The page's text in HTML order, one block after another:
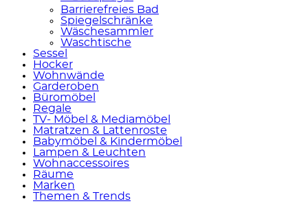
Barrierefreies Bad
Spiegelschränke
Wäschesammler
Waschtische
Sessel
Hocker
Wohnwände
Garderoben
Büromöbel
Regale
TV- Möbel & Mediamöbel
Matratzen & Lattenroste
Babymöbel & Kindermöbel
Lampen & Leuchten
Wohnaccessoires
Räume
Marken
Themen & Trends